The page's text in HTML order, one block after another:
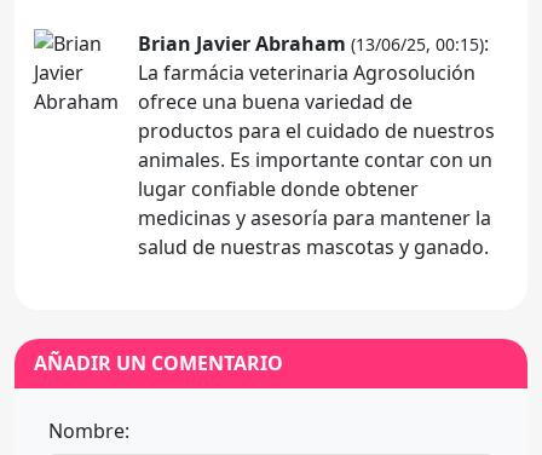
Brian Javier Abraham (13/06/25, 00:15):
La farmácia veterinaria Agrosolución
ofrece una buena variedad de
productos para el cuidado de nuestros
animales. Es importante contar con un
lugar confiable donde obtener
medicinas y asesoría para mantener la
salud de nuestras mascotas y ganado.
AÑADIR UN COMENTARIO
Nombre: